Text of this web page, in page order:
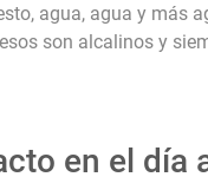
agua, agua y más
son alcalinos y
en el día